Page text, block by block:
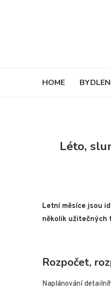
HOME
Léto,
Letní měsíce jsou
několik užitečných
Rozpočet,
Naplánování